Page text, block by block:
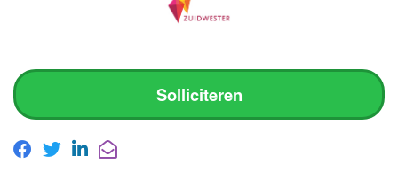
Solliciteren